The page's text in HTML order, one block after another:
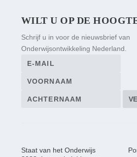
WILT U OP DE
Schrijf u in voor de nieuwsbrief van
Onderwijsontwikkeling Nederland.
Staat van het Onderwijs